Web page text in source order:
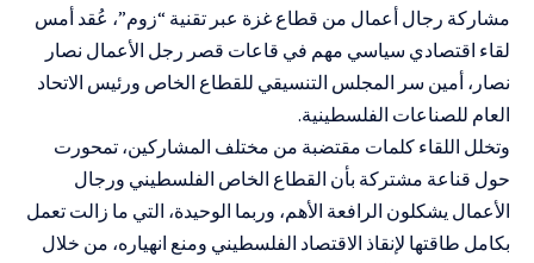
مشاركة رجال أعمال من قطاع غزة عبر تقنية “زوم”، عُقد أمس
لقاء اقتصادي سياسي مهم في قاعات قصر رجل الأعمال نصار
نصار، أمين سر المجلس التنسيقي للقطاع الخاص ورئيس الاتحاد
العام للصناعات الفلسطينية.
وتخلل اللقاء كلمات مقتضبة من مختلف المشاركين، تمحورت
حول قناعة مشتركة بأن القطاع الخاص الفلسطيني ورجال
الأعمال يشكلون الرافعة الأهم، وربما الوحيدة، التي ما زالت تعمل
بكامل طاقتها لإنقاذ الاقتصاد الفلسطيني ومنع انهياره، من خلال